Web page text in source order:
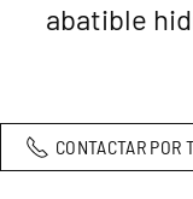
abatible
CONTACTAR POR